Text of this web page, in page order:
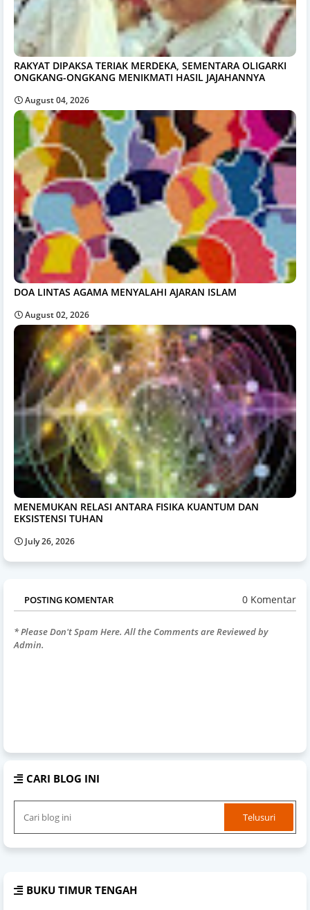
RAKYAT DIPAKSA TERIAK MERDEKA, SEMENTARA OLIGARKI
ONGKANG-ONGKANG MENIKMATI HASIL JAJAHANNYA
August 04, 2026
DOA LINTAS AGAMA MENYALAHI AJARAN ISLAM
August 02, 2026
MENEMUKAN RELASI ANTARA FISIKA KUANTUM DAN
EKSISTENSI TUHAN
July 26, 2026
POSTING KOMENTAR 0 Komentar
* Please Don't Spam Here. All the Comments are Reviewed by
Admin.
CARI BLOG INI
BUKU TIMUR TENGAH